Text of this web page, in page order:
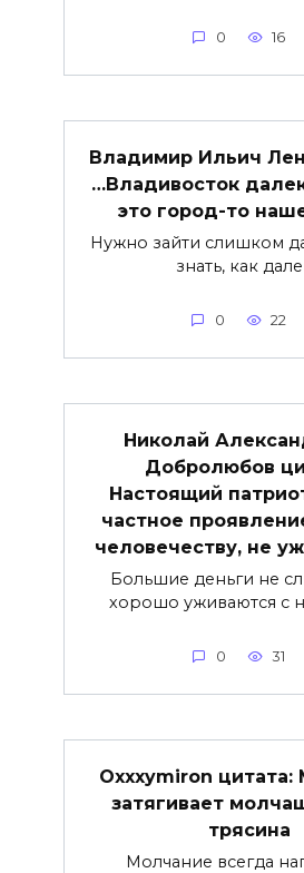
0 16
Владимир Ильич
…Владивосток
это город-то
Нужно зайти слишком
знать, как
0 22
Николай
Добролюбов
Настоящий
частное
человечеству, не
Большие деньги не
хорошо уживаются с
0 31
Oxxxymiron цитата:
затягивает
трясина
Молчание всегда